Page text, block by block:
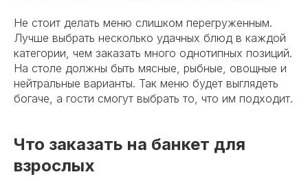
Не стоит делать меню слишком перегруженным.
Лучше выбрать несколько удачных блюд в каждой
категории, чем заказать много однотипных позиций.
На столе должны быть мясные, рыбные, овощные и
нейтральные варианты. Так меню будет выглядеть
богаче, а гости смогут выбрать то, что им подходит.
Что заказать на банкет для
взрослых